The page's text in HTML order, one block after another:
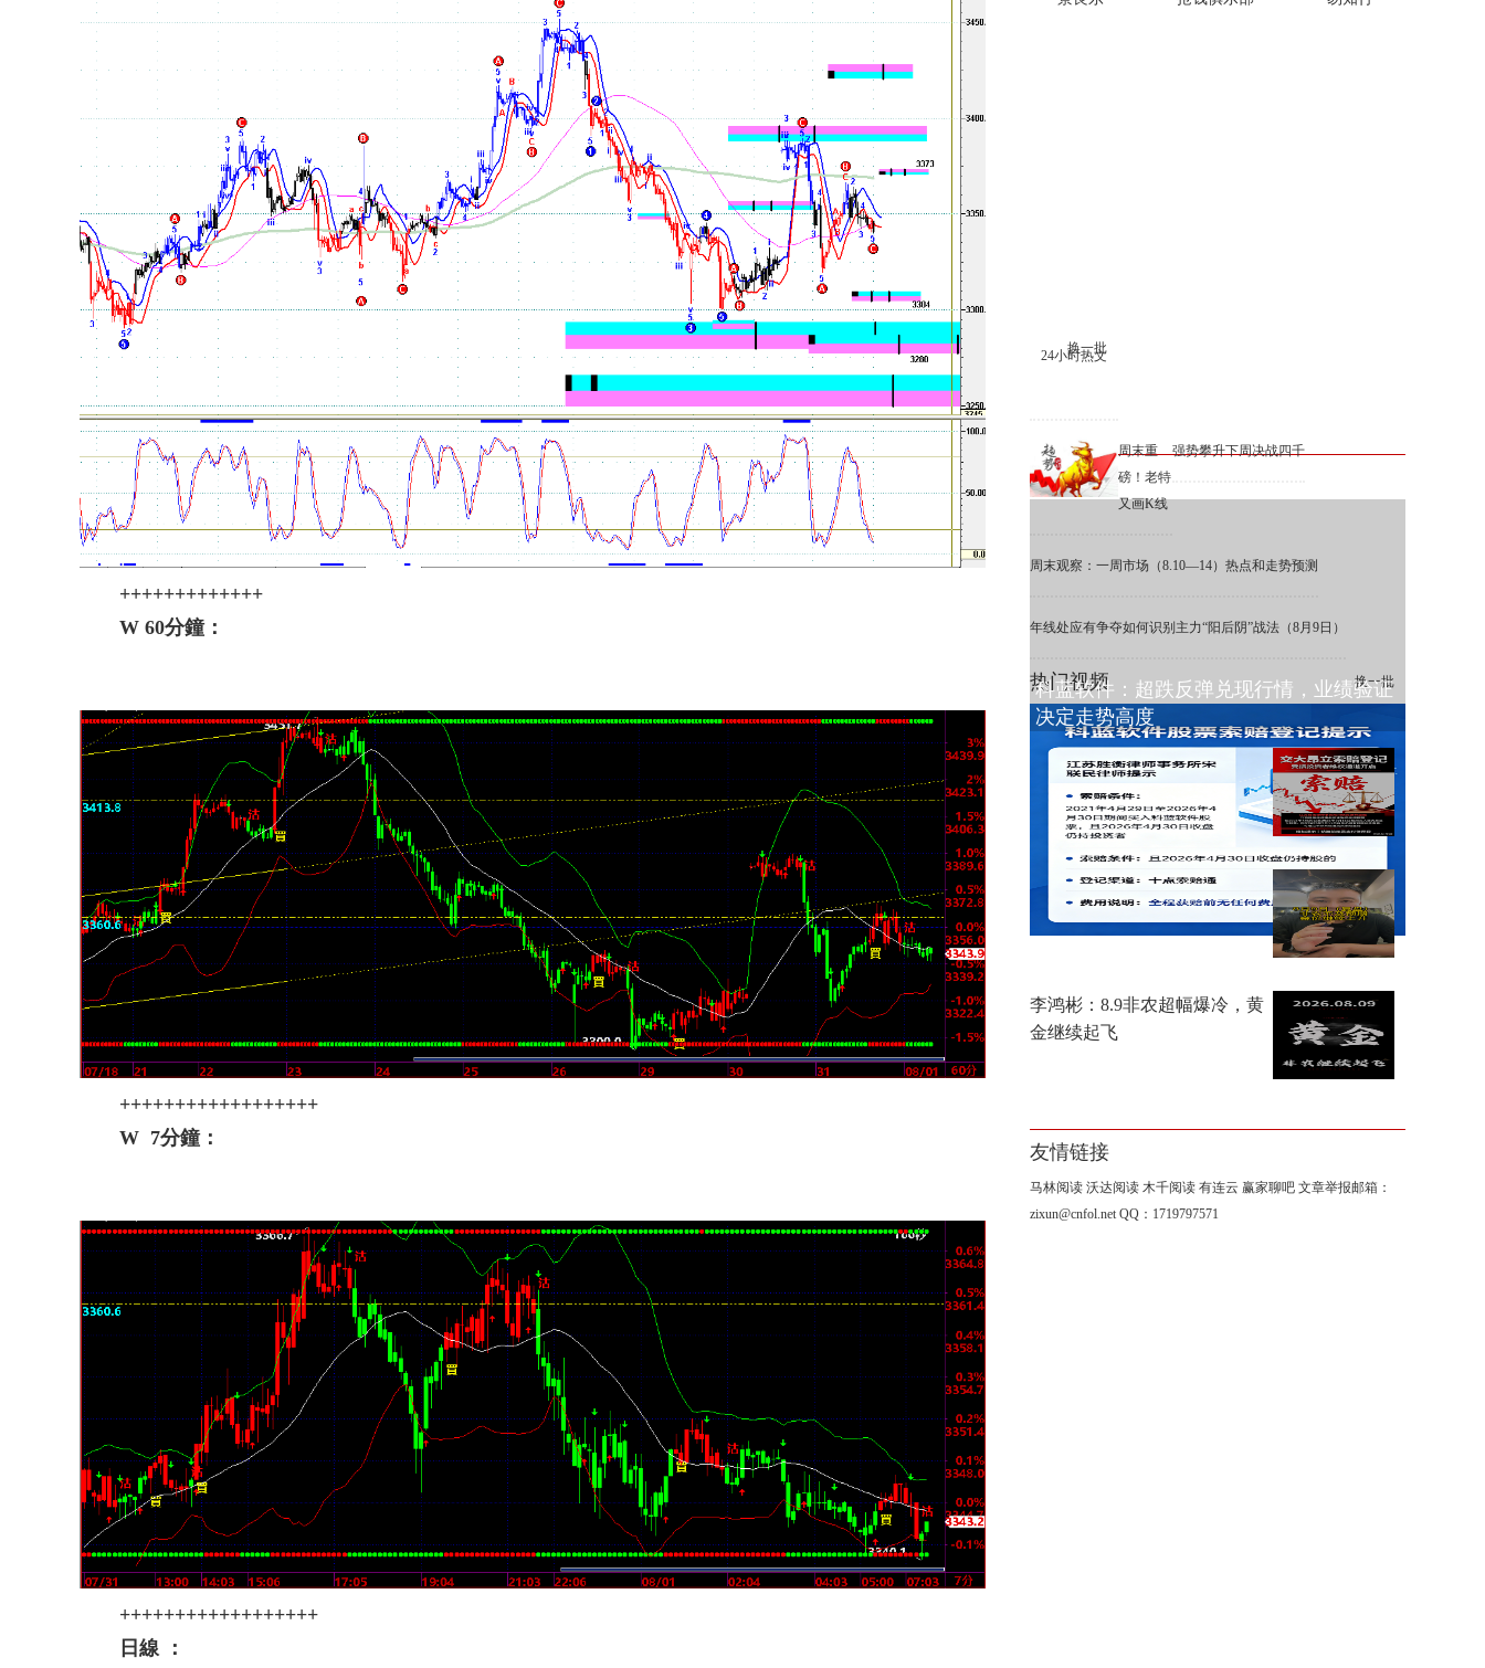
+++++++++++++
W 60分鐘：
++++++++++++++++++
W 7分鐘：
++++++++++++++++++
日線 ：
24小时热文
换一批
周末重
磅！老特
又画K线
强势攀升下周决战四千
周末观察：一周市场（8.10—14）热点和走势预测
年线处应有争夺如何识别主力“阳后阴”战法（8月9日）
热门视频 换一批
科蓝软件：超跌反弹兑现行情，业绩验证
决定走势高度
ST 交大昂立：利空出清，困境
之下重估价值
8月9日复盘，非农不及预期，
金价大涨！
李鸿彬：8.9非农超幅爆冷，黄
金继续起飞
友情链接
马林阅读 沃达阅读 木千阅读 有连云 赢家聊吧 文章举报邮箱：
zixun@cnfol.net QQ：1719797571